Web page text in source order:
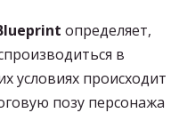
определяет,
в
условиях происходит
позу персонажа